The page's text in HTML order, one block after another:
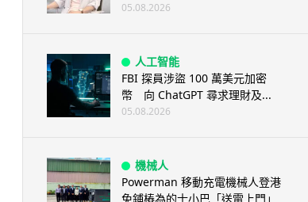
05.08.2026
人工智能
FBI 探員涉盜 100 萬美元加密
幣 向 ChatGPT 尋求理財及...
05.08.2026
機械人
Powerman 移動充電機械人登港
免鋪樁為的士小巴「送電上門」